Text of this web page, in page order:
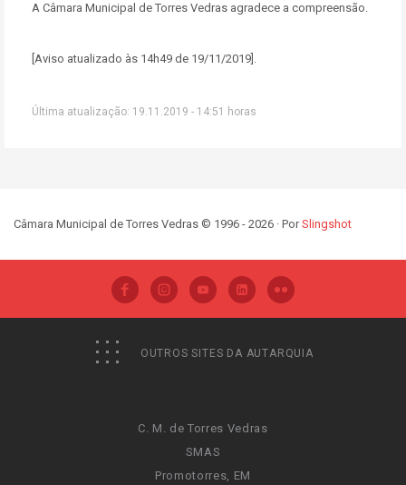
A Câmara Municipal de Torres Vedras agradece a compreensão.
[Aviso atualizado às 14h49 de 19/11/2019].
Última atualização: 19.11.2019 - 14:51 horas
Câmara Municipal de Torres Vedras © 1996 - 2026 · PorSlingshot
OUTROS SITES DA AUTARQUIA
C. M. de Torres Vedras
SMAS
Promotorres, EM